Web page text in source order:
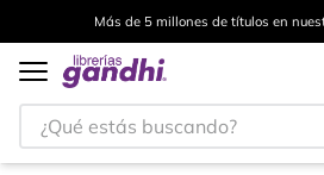
Más de 5 millones de títulos en
¿Qué estás buscando?